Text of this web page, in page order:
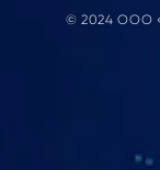
© 2024 ООО